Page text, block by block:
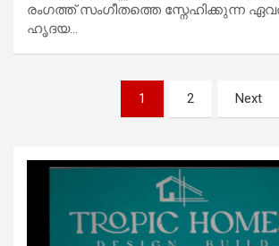
രംഗത്ത് സംഗീതത്തെ സ്നേഹിക്കുന്ന
ഹൃദയ…
1 2 Next